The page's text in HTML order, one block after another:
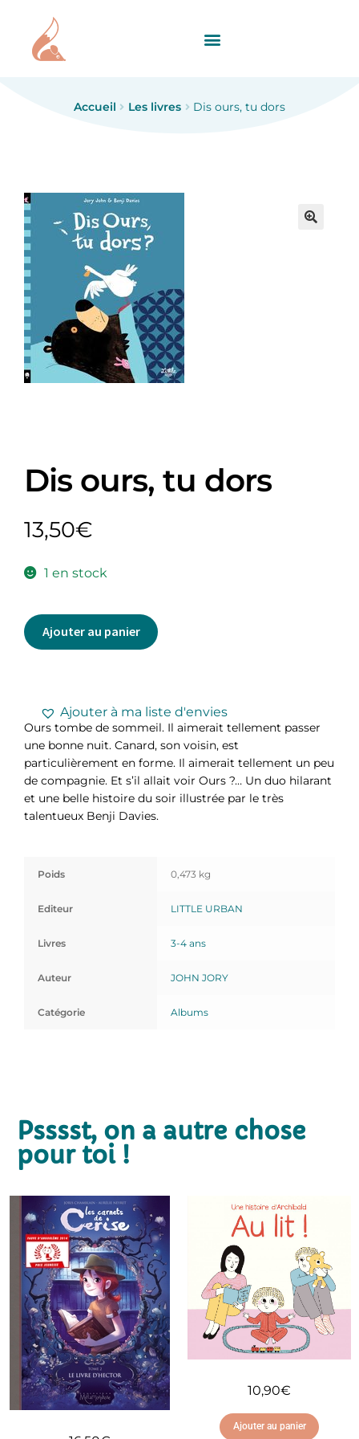
Accueil Les livres Dis ours, tu dors
Dis ours, tu dors
13,50€
1 en stock
Ajouter au panier
Ajouter à ma liste d'envies
Ours tombe de sommeil. Il aimerait tellement passer
une bonne nuit. Canard, son voisin, est
particulièrement en forme. Il aimerait tellement un peu
de compagnie. Et s’il allait voir Ours ?… Un duo hilarant
et une belle histoire du soir illustrée par le très
talentueux Benji Davies.
Poids 0,473 kg
Editeur LITTLE URBAN
Livres 3-4 ans
Auteur JOHN JORY
Catégorie Albums
Psssst, on a autre chose
pour toi !
10,90€
Ajouter au panier